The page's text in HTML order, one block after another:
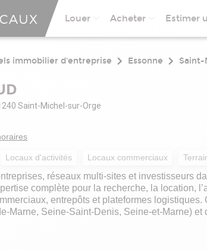
Louer Acheter Estimer
immobilier d'entreprise Essonne
Saint-Michel-sur-Orge
Locaux d'activités Locaux commerciaux
réseaux multi-sites et investisseurs
complète pour la recherche, la location,
entrepôts et plateformes
Marne, Seine-Saint-Denis, Seine-et-Marne)
et la structuration d’opérations